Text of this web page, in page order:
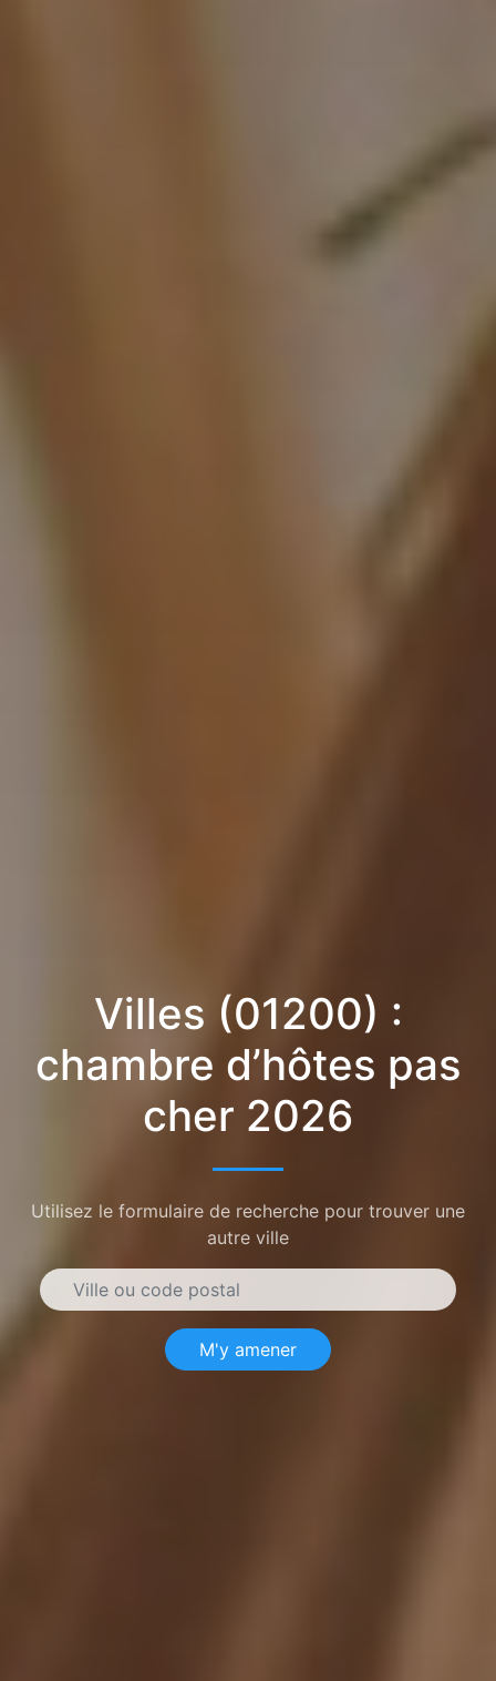
Villes (01200) :
chambre d’hôtes pas
cher 2026
Utilisez le formulaire de recherche pour trouver une
autre ville
M'y amener